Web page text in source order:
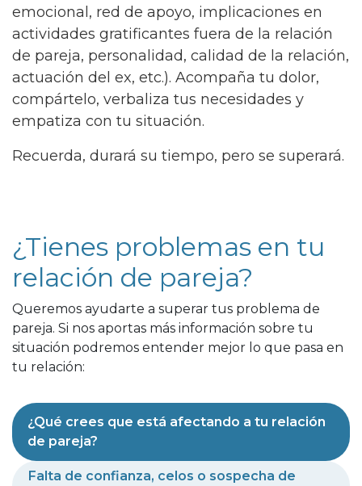
emocional, red de apoyo, implicaciones en
actividades gratificantes fuera de la relación
de pareja, personalidad, calidad de la relación,
actuación del ex, etc.). Acompaña tu dolor,
compártelo, verbaliza tus necesidades y
empatiza con tu situación.
Recuerda, durará su tiempo, pero se superará.
¿Tienes problemas en tu
relación de pareja?
Queremos ayudarte a superar tus problema de
pareja. Si nos aportas más información sobre tu
situación podremos entender mejor lo que pasa en
tu relación:
¿Qué crees que está afectando a tu relación
de pareja?
Falta de confianza, celos o sospecha de